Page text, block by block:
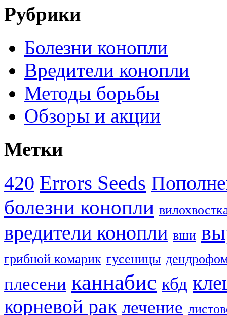
Рубрики
Болезни конопли
Вредители конопли
Методы борьбы
Обзоры и акции
Метки
420 Errors Seeds
болезни конопли
вредители конопли вши
грибной комарик гусеницы
плесени каннабис кбд
корневой рак лечение